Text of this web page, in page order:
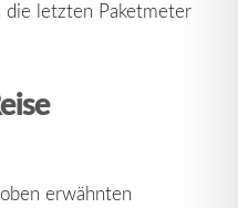
letzten Paketmeter
erwähnten